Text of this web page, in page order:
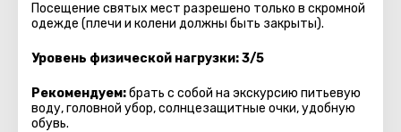
Посещение святых мест разрешено только в скромной
одежде (плечи и колени должны быть закрыты).
Уровень физической нагрузки: 3/5
Рекомендуем:брать с собой на экскурсию питьевую
воду, головной убор, солнцезащитные очки, удобную
обувь.